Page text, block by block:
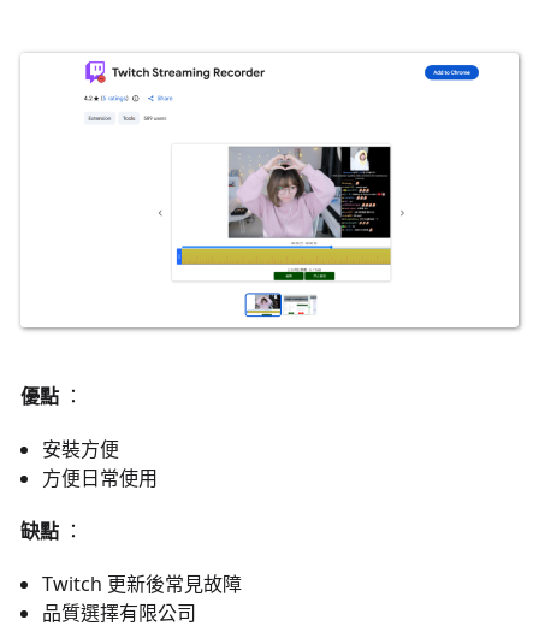
優點 ：
安裝方便
方便日常使用
缺點 ：
Twitch 更新後常見故障
品質選擇有限公司